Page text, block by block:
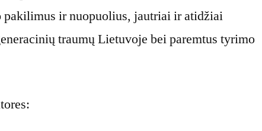
ir nuopuolius, jautriai ir atidžiai
traumų Lietuvoje bei paremtus tyrimo